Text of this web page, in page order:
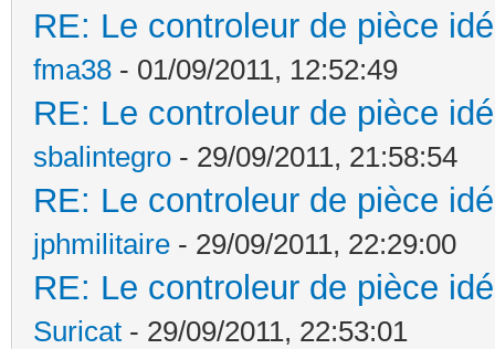
RE: Le controleur de pièce
fma38 - 01/09/2011, 12:52:49
RE: Le controleur de pièce
sbalintegro - 29/09/2011, 21:58:54
RE: Le controleur de pièce
jphmilitaire - 29/09/2011, 22:29:00
RE: Le controleur de pièce
Suricat - 29/09/2011, 22:53:01